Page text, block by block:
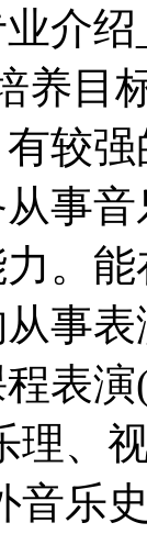
介
养目
较
事
。
事
表
理、
音乐